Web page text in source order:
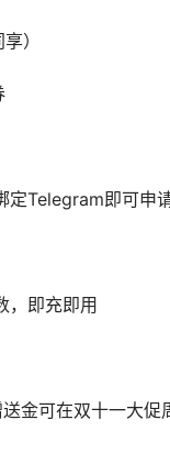
）
定Telegram即可申
即充即用
金可在双十一大促